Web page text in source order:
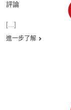
評論
[...]
進一步了解